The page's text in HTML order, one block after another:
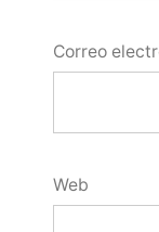
Correo
Web